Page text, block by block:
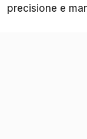
precisione e